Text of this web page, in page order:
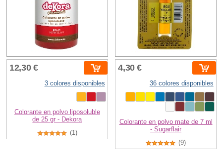
12,30 €
3 colores disponibles
Colorante en polvo liposoluble
de 25 gr - Dekora
(1)
4,30 €
36 colores disponibles
Colorante en polvo mate de 7 ml
- Sugarflair
(9)